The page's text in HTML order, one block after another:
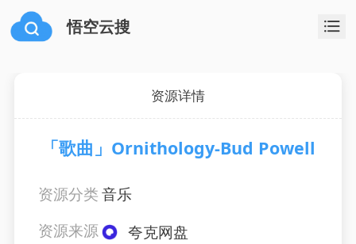
悟空云搜
资源详情
「歌曲」Ornithology-Bud Powell
资源分类音乐
资源来源
夸克网盘